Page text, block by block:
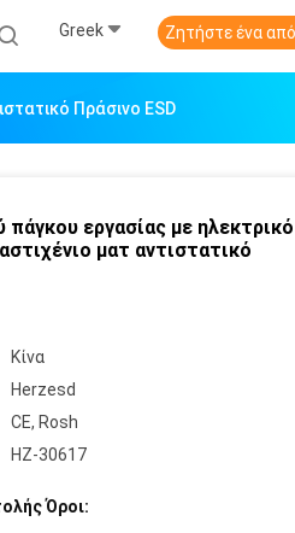
Greek Ζητήστε ένα
Πράσινο ESD
εργασίας με ηλεκτρικό
ματ αντιστατικό
Κίνα
Herzesd
CE, Rosh
HZ-30617
Όροι: